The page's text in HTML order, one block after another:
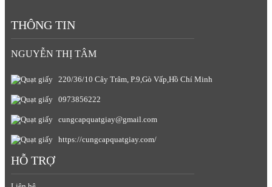
THÔNG TIN
NGUYỄN THỊ TÂM
220/36/10 Cây Trâm, P.9,Gò Vấp,Hồ Chí Minh
0973856222
cungcapquatgiay@gmail.com
https://cungcapquatgiay.com/
HỖ TRỢ